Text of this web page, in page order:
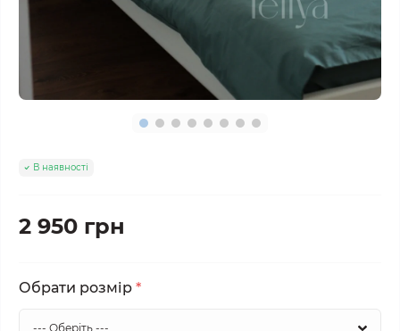
В наявності
2 950 грн
Обрати розмір *